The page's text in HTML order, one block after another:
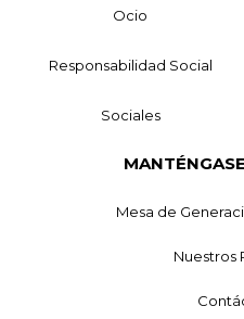
Ocio
Responsabilidad Social
Sociales
Mesa de
Nuestros